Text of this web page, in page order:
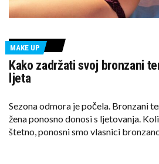
MAKE UP
Kako zadržati svoj bronzani
ljeta
Sezona odmora je počela. Bronzani
žena ponosno donosi s ljetovanja.
štetno, ponosni smo vlasnici